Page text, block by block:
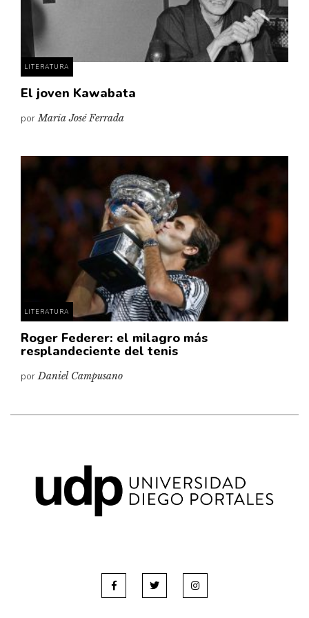
Pensamiento ilustrado
Personaje
Personajes secundarios
Política
Relecturas
Sociedad
Vidas paralelas
Voces y lecturas
LITERATURA
El joven Kawabata
porMaría José Ferrada
LITERATURA
Roger Federer: el milagro más
resplandeciente del tenis
porDaniel Campusano